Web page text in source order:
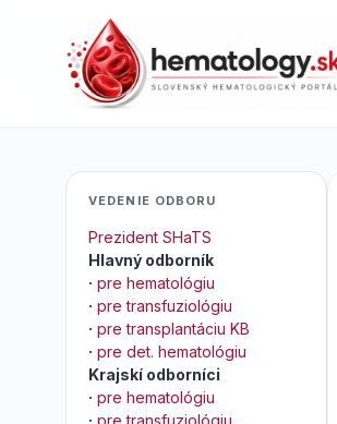
VEDENIE ODBORU
Prezident SHaTS
Hlavný odborník
· pre hematológiu
· pre transfuziológiu
· pre transplantáciu KB
· pre det. hematológiu
Krajskí odborníci
· pre hematológiu
· pre transfuziológiu